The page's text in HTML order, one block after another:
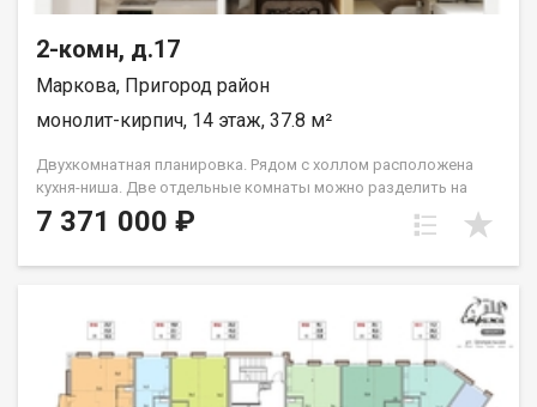
2-комн, д.17
Маркова, Пригород район
монолит-кирпич, 14 этаж, 37.8 м²
Двухкомнатная планировка. Рядом с холлом расположена
кухня-ниша. Две отдельные комнаты можно разделить на
спальню родителей и детскую или семейную комнату и
гостиную. Пространство пластично и позволяет создать
7 371 000 ₽